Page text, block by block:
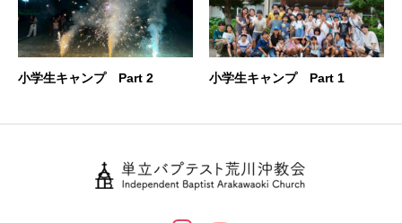
小学生キャンプ Part 2 小学生キャンプ Part 1